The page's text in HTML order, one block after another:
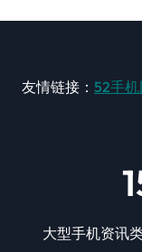
友情链接： 52手机
大型手机资讯